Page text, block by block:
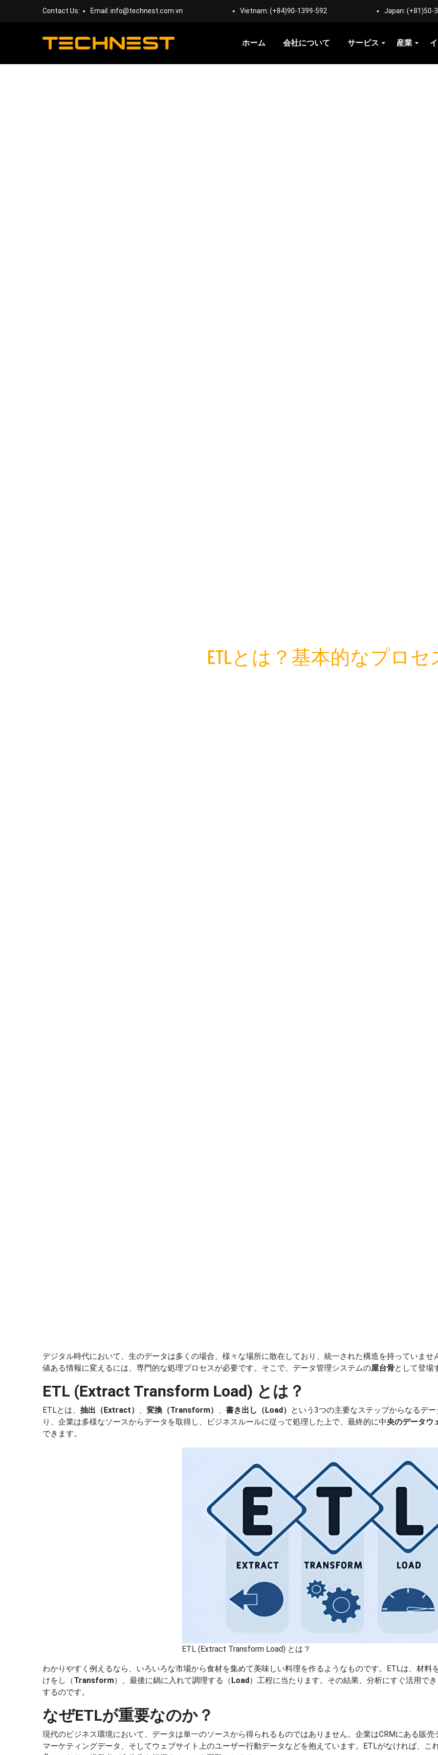
Contact Us: Email: info@technest.com.vn Vietnam: (+84)90-1399-592 Japan: (+81)50-
ホーム 会社について サービス 産業
ETLとは？基本的なプロセ
デジタル時代において、生のデータは多くの場合、様々な場所に散在しており、統一された構造を持っていま
値ある情報に変えるには、専門的な処理プロセスが必要です。そこで、データ管理システムの屋台骨として登場
ETL (Extract Transform Load) とは？
ETLとは、 抽出（Extract） 、 変換（Transform） 、 書き出し（Load） という3つの主要なステップからなるデ
り、企業は多様なソースからデータを取得し、ビジネスルールに従って処理した上で、最終的に中央のデータウ
できます。
ETL (Extract Transform Load) とは？
わかりやすく例えるなら、いろいろな市場から食材を集めて美味しい料理を作るようなものです。ETLは、材料
けをし（Transform）、最後に鍋に入れて調理する（Load）工程に当たります。その結果、分析にすぐ活用で
するのです。
なぜETLが重要なのか？
現代のビジネス環境において、データは単一のソースから得られるものではありません。企業はCRMにある販
マーケティングデータ、そしてウェブサイト上のユーザー行動データなどを抱えています。ETLがなければ、こ